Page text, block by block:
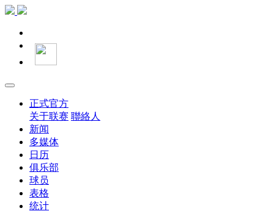
正式官方
关于联赛 聯絡人
新闻
多媒体
日历
俱乐部
球员
表格
统计